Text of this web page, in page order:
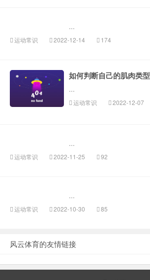
...
运动常识 2022-12-14 174
如何判断自己的肌肉类型
...
运动常识 2022-12-07
...
运动常识 2022-11-25 92
...
运动常识 2022-10-30 85
风云体育的友情链接